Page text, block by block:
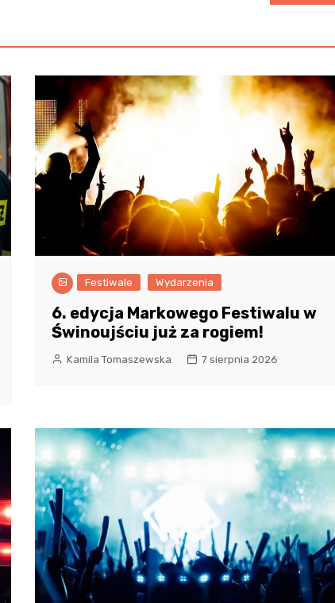
Festiwale Wydarzenia
6. edycja Markowego Festiwalu w
Świnoujściu już za rogiem!
Kamila Tomaszewska 7 sierpnia 2026